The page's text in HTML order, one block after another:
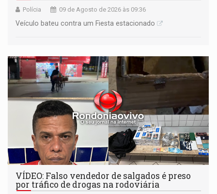
Polícia 09 de Agosto de 2026 às 09:36
Veículo bateu contra um Fiesta estacionado
VÍDEO: Falso vendedor de salgados é preso
por tráfico de drogas na rodoviária